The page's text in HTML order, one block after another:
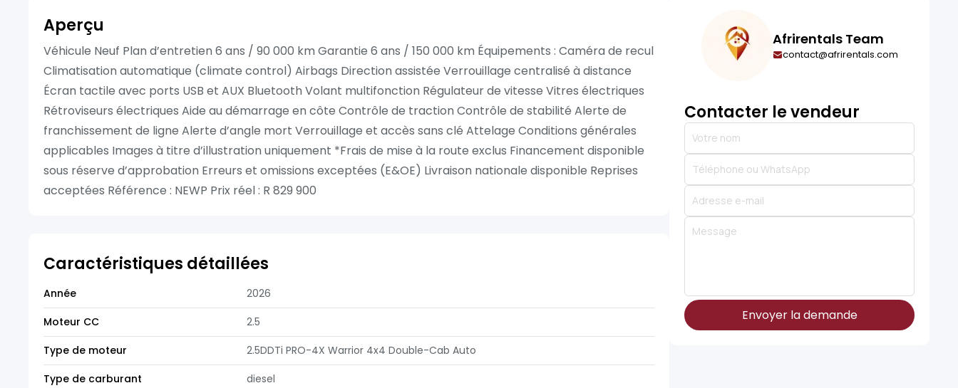
Aperçu
Véhicule Neuf Plan d’entretien 6 ans / 90 000 km Garantie 6 ans / 150 000 km Équipements : Caméra de recul
Climatisation automatique (climate control) Airbags Direction assistée Verrouillage centralisé à distance
Écran tactile avec ports USB et AUX Bluetooth Volant multifonction Régulateur de vitesse Vitres électriques
Rétroviseurs électriques Aide au démarrage en côte Contrôle de traction Contrôle de stabilité Alerte de
franchissement de ligne Alerte d’angle mort Verrouillage et accès sans clé Attelage Conditions générales
applicables Images à titre d’illustration uniquement *Frais de mise à la route exclus Financement disponible
sous réserve d’approbation Erreurs et omissions exceptées (E&OE) Livraison nationale disponible Reprises
acceptées Référence : NEWP Prix réel : R 829 900
Caractéristiques détaillées
Année
2026
Moteur CC
2.5
Type de moteur
2.5DDTi PRO-4X Warrior 4x4 Double-Cab Auto
Type de carburant
diesel
Afrirentals Team
contact@afrirentals.com
Contacter le vendeur
Envoyer la demande